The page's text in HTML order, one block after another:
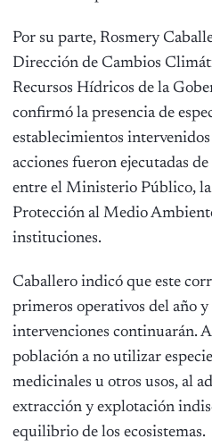
Por su parte, Rosmery
Dirección de Cambios
Recursos Hídricos de la
confirmó la presencia de
establecimientos intervenidos
acciones fueron ejecutadas
entre el Ministerio Público,
Protección al Medio
instituciones.
Caballero indicó que este
primeros operativos del año y
intervenciones continuarán.
población a no utilizar
medicinales u otros usos, al
extracción y explotación
equilibrio de los ecosistemas.